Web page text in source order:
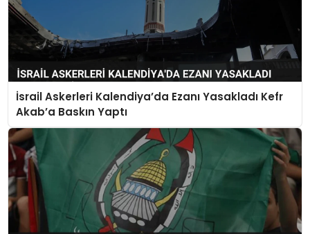
İsrail Askerleri Kalendiya’da Ezanı Yasakladı Kefr
Akab’a Baskın Yaptı